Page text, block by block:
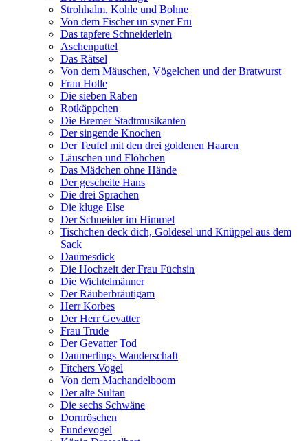
Strohhalm, Kohle und Bohne
Von dem Fischer un syner Fru
Das tapfere Schneiderlein
Aschenputtel
Das Rätsel
Von dem Mäuschen, Vögelchen und der Bratwurst
Frau Holle
Die sieben Raben
Rotkäppchen
Die Bremer Stadtmusikanten
Der singende Knochen
Der Teufel mit den drei goldenen Haaren
Läuschen und Flöhchen
Das Mädchen ohne Hände
Der gescheite Hans
Die drei Sprachen
Die kluge Else
Der Schneider im Himmel
Tischchen deck dich, Goldesel und Knüppel aus dem
Sack
Daumesdick
Die Hochzeit der Frau Füchsin
Die Wichtelmänner
Der Räuberbräutigam
Herr Korbes
Der Herr Gevatter
Frau Trude
Der Gevatter Tod
Daumerlings Wanderschaft
Fitchers Vogel
Von dem Machandelboom
Der alte Sultan
Die sechs Schwäne
Dornröschen
Fundevogel